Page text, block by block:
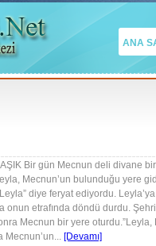
ANA
Bir gün Mecnun deli divane
Mecnun’un bulunduğu yere
diye feryat ediyordu.
onun etrafında döndü durdu.
Mecnun bir yere
Mecnun’un... [Devamı]